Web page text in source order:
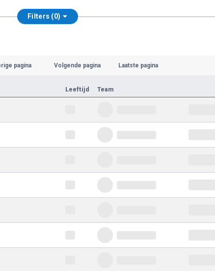
Filters (0)
pagina Volgende pagina Laatste pagina
Leeftijd Team